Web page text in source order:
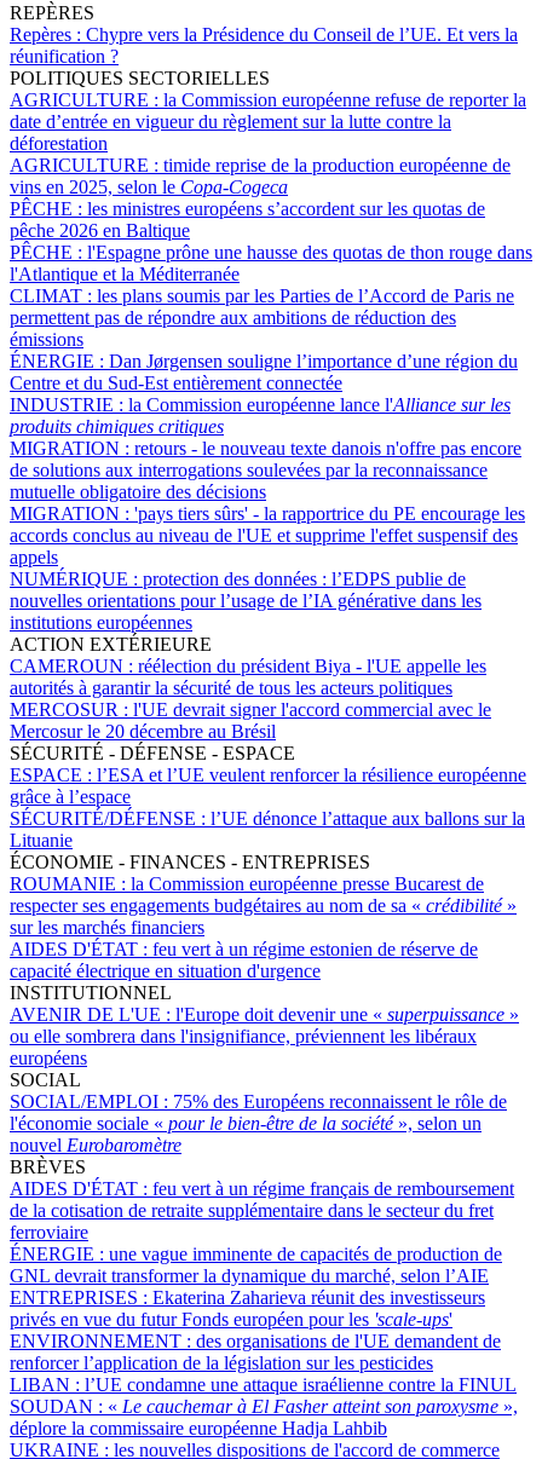
REPÈRES
Repères : Chypre vers la Présidence du Conseil de l’UE. Et vers la
réunification ?
POLITIQUES SECTORIELLES
AGRICULTURE : la Commission européenne refuse de reporter la
date d’entrée en vigueur du règlement sur la lutte contre la
déforestation
AGRICULTURE : timide reprise de la production européenne de
vins en 2025, selon le Copa-Cogeca
PÊCHE : les ministres européens s’accordent sur les quotas de
pêche 2026 en Baltique
PÊCHE : l'Espagne prône une hausse des quotas de thon rouge dans
l'Atlantique et la Méditerranée
CLIMAT : les plans soumis par les Parties de l’Accord de Paris ne
permettent pas de répondre aux ambitions de réduction des
émissions
ÉNERGIE : Dan Jørgensen souligne l’importance d’une région du
Centre et du Sud-Est entièrement connectée
INDUSTRIE : la Commission européenne lance l'Alliance sur les
produits chimiques critiques
MIGRATION : retours - le nouveau texte danois n'offre pas encore
de solutions aux interrogations soulevées par la reconnaissance
mutuelle obligatoire des décisions
MIGRATION : 'pays tiers sûrs' - la rapportrice du PE encourage les
accords conclus au niveau de l'UE et supprime l'effet suspensif des
appels
NUMÉRIQUE : protection des données : l’EDPS publie de
nouvelles orientations pour l’usage de l’IA générative dans les
institutions européennes
ACTION EXTÉRIEURE
CAMEROUN : réélection du président Biya - l'UE appelle les
autorités à garantir la sécurité de tous les acteurs politiques
MERCOSUR : l'UE devrait signer l'accord commercial avec le
Mercosur le 20 décembre au Brésil
SÉCURITÉ - DÉFENSE - ESPACE
ESPACE : l’ESA et l’UE veulent renforcer la résilience européenne
grâce à l’espace
SÉCURITÉ/DÉFENSE : l’UE dénonce l’attaque aux ballons sur la
Lituanie
ÉCONOMIE - FINANCES - ENTREPRISES
ROUMANIE : la Commission européenne presse Bucarest de
respecter ses engagements budgétaires au nom de sa « crédibilité »
sur les marchés financiers
AIDES D'ÉTAT : feu vert à un régime estonien de réserve de
capacité électrique en situation d'urgence
INSTITUTIONNEL
AVENIR DE L'UE : l'Europe doit devenir une « superpuissance »
ou elle sombrera dans l'insignifiance, préviennent les libéraux
européens
SOCIAL
SOCIAL/EMPLOI : 75% des Européens reconnaissent le rôle de
l'économie sociale « pour le bien-être de la société », selon un
nouvel Eurobaromètre
BRÈVES
AIDES D'ÉTAT : feu vert à un régime français de remboursement
de la cotisation de retraite supplémentaire dans le secteur du fret
ferroviaire
ÉNERGIE : une vague imminente de capacités de production de
GNL devrait transformer la dynamique du marché, selon l’AIE
ENTREPRISES : Ekaterina Zaharieva réunit des investisseurs
privés en vue du futur Fonds européen pour les 'scale-ups'
ENVIRONNEMENT : des organisations de l'UE demandent de
renforcer l’application de la législation sur les pesticides
LIBAN : l’UE condamne une attaque israélienne contre la FINUL
SOUDAN : « Le cauchemar à El Fasher atteint son paroxysme »,
déplore la commissaire européenne Hadja Lahbib
UKRAINE : les nouvelles dispositions de l'accord de commerce